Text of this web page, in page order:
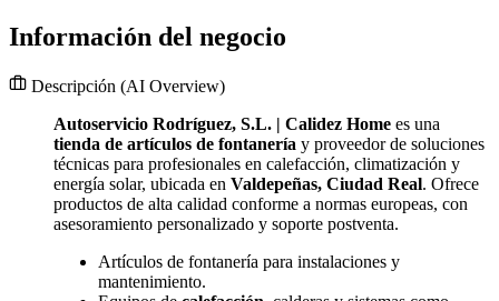
Información del negocio
Descripción (AI Overview)
Autoservicio Rodríguez, S.L. | Calidez Home es una
tienda de artículos de fontanería y proveedor de soluciones
técnicas para profesionales en calefacción, climatización y
energía solar, ubicada en Valdepeñas, Ciudad Real. Ofrece
productos de alta calidad conforme a normas europeas, con
asesoramiento personalizado y soporte postventa.
Artículos de fontanería para instalaciones y
mantenimiento.